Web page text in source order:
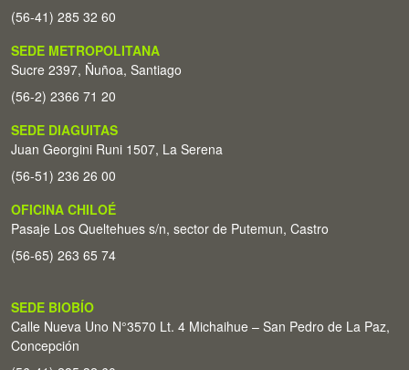
(56-41) 285 32 60
SEDE METROPOLITANA
Sucre 2397, Ñuñoa, Santiago
(56-2) 2366 71 20
SEDE DIAGUITAS
Juan Georgini Runi 1507, La Serena
(56-51) 236 26 00
OFICINA CHILOÉ
Pasaje Los Queltehues s/n, sector de Putemun, Castro
(56-65) 263 65 74
SEDE BIOBÍO
Calle Nueva Uno N°3570 Lt. 4 Michaihue – San Pedro de La Paz,
Concepción